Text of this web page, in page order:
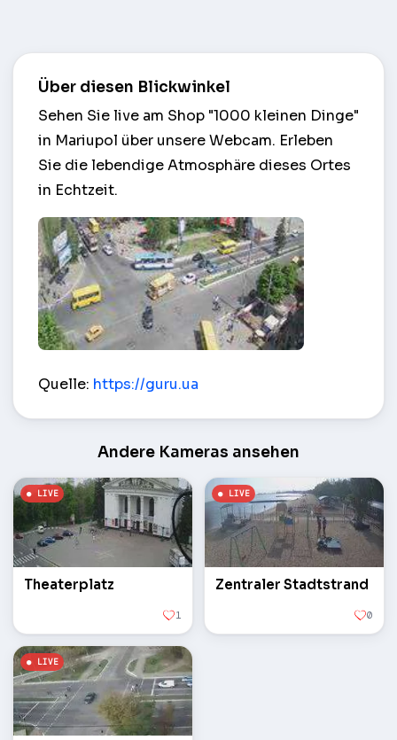
Über diesen Blickwinkel
Sehen Sie live am Shop "1000 kleinen Dinge"
in Mariupol über unsere Webcam. Erleben
Sie die lebendige Atmosphäre dieses Ortes
in Echtzeit.
Quelle: https://guru.ua
Andere Kameras ansehen
Theaterplatz
1
Zentraler Stadtstrand
0